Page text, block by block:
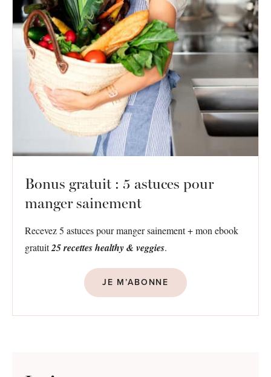
Bonus gratuit : 5 astuces pour
manger sainement
Recevez 5 astuces pour manger sainement + mon ebook
gratuit25 recettes healthy & veggies.
JE M’ABONNE